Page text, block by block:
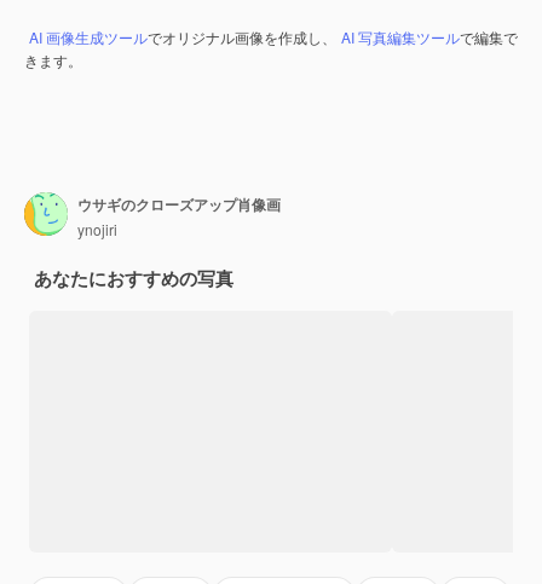
AI 画像生成ツールでオリジナル画像を作成し、 AI 写真編集ツールで編集で
きます。
ウサギのクローズアップ肖像画
ynojiri
あなたにおすすめの写真